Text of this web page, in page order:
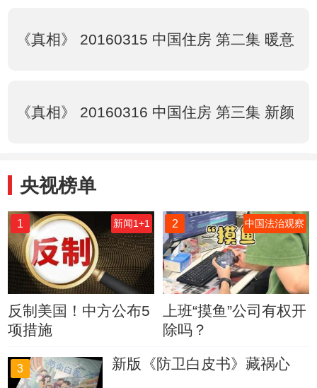
《真相》 20160315 中国住房 第二集 暖意
《真相》 20160316 中国住房 第三集 新颜
央视榜单
1 新闻1+1
反制美国！中方公布5
项措施
2 中国法治观察
上班“摸鱼”公司有权开
除吗？
3 新版《防卫白皮书》藏祸心